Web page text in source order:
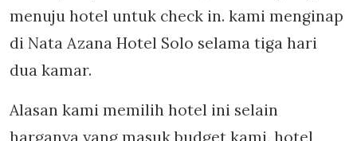
menuju hotel untuk check in. kami menginap
di Nata Azana Hotel Solo selama tiga hari
dua kamar.
Alasan kami memilih hotel ini selain